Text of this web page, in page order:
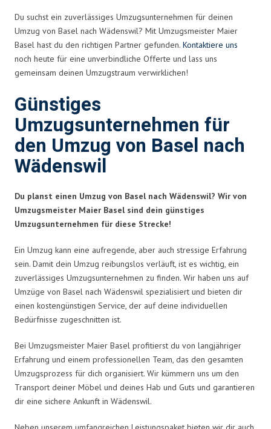
Du suchst ein zuverlässiges Umzugsunternehmen für deinen
Umzug von Basel nach Wädenswil? Mit Umzugsmeister Maier
Basel hast du den richtigen Partner gefunden. Kontaktiere uns
noch heute für eine unverbindliche Offerte und lass uns
gemeinsam deinen Umzugstraum verwirklichen!
Günstiges
Umzugsunternehmen für
den Umzug von Basel nach
Wädenswil
Du planst einen Umzug von Basel nach Wädenswil? Wir von
Umzugsmeister Maier Basel sind dein günstiges
Umzugsunternehmen für diese Strecke!
Ein Umzug kann eine aufregende, aber auch stressige Erfahrung
sein. Damit dein Umzug reibungslos verläuft, ist es wichtig, ein
zuverlässiges Umzugsunternehmen zu finden. Wir haben uns auf
Umzüge von Basel nach Wädenswil spezialisiert und bieten dir
einen kostengünstigen Service, der auf deine individuellen
Bedürfnisse zugeschnitten ist.
Bei Umzugsmeister Maier Basel profitierst du von langjähriger
Erfahrung und einem professionellen Team, das den gesamten
Umzugsprozess für dich organisiert. Wir kümmern uns um den
Transport deiner Möbel und deines Hab und Guts und garantieren
dir eine sichere Ankunft in Wädenswil.